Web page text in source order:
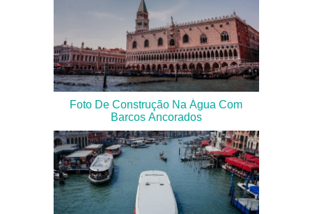
Foto De Construção Na Água Com
Barcos Ancorados